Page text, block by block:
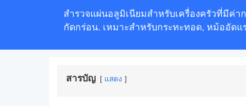
สำรวจแผ่นอลูมิเนียมสำหรับเครื่องครัวที่มีค่
กัดกร่อน. เหมาะสำหรับกระทะทอด, หม้ออัดแ
สารบัญ แสดง